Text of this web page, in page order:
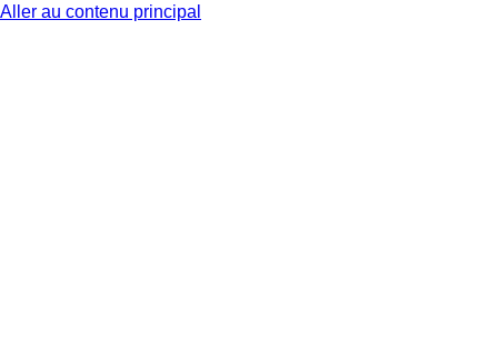
Aller au contenu principal